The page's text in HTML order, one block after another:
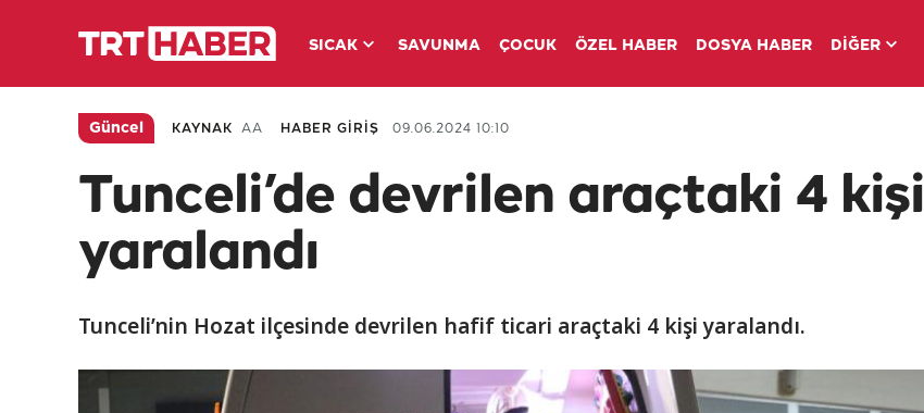
SICAK SAVUNMA ÇOCUK ÖZEL HABER DOSYA HABER DİĞER
Güncel KAYNAK AA HABER GİRİŞ 09.06.2024 10:10
Tunceli’de devrilen araçtaki 4 kişi
yaralandı
Tunceli’nin Hozat ilçesinde devrilen hafif ticari araçtaki 4 kişi yaralandı.